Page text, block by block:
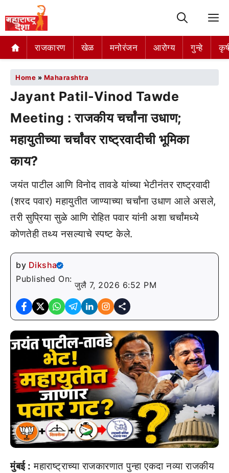
राजकारण खेळ मनोरंजन आरोग्य गुन्हे
Home » Maharashtra
Jayant Patil-Vinod Tawde
Meeting : राजकीय चर्चांना उधाण;
महायुतीच्या चर्चांवर राष्ट्रवादीची भूमिका
काय?
जयंत पाटील आणि विनोद तावडे यांच्या भेटीनंतर राष्ट्रवादी
(शरद पवार) महायुतीत जाण्याच्या चर्चांना उधाण आले असले,
तरी सुप्रिया सुळे आणि रोहित पवार यांनी अशा चर्चांमध्ये
कोणतेही तथ्य नसल्याचे स्पष्ट केले.
by Diksha
Published On:
जुलै 7, 2026 6:52 PM
मुंबई : महाराष्ट्राच्या राजकारणात पुन्हा एकदा नव्या राजकीय